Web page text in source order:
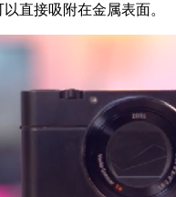
直接吸附在金属表面。